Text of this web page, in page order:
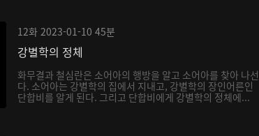
12화 2023-01-10 45분
강별학의 정체
화무결과 철심란은 소어아의 행방을 알고 소어아를 찾아 나선
다. 소어아는 강별학의 집에서 지내고, 강별학의 장인어른인
단합비를 알게 된다. 그리고 단합비에게 강별학의 정체에...